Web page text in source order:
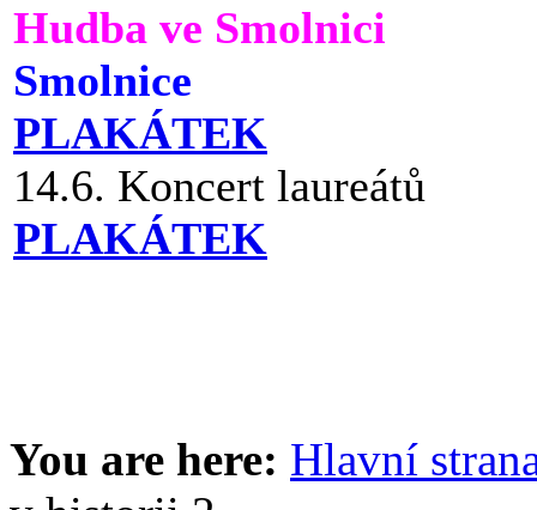
Hudba ve Smolnici
Smolnice
PLAKÁTEK
14.6. Koncert laureátů
PLAKÁTEK
You are here: Hlavní